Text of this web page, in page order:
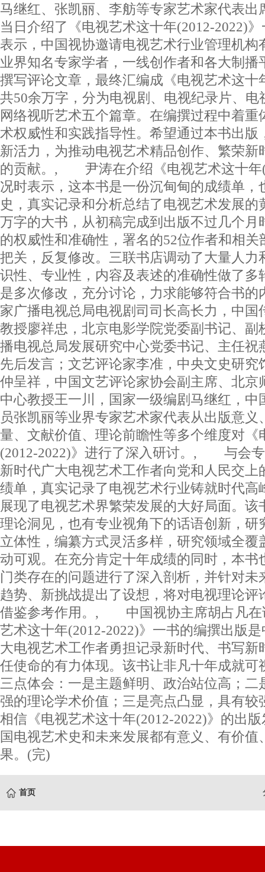
马继红、张凯丽、李舫等专家艺术家代
当日介绍了《电视艺术这十年(2012-2022)
表示，中国视协邀请电视艺术行业管理机构
业界知名专家学者，一线创作者和各大制播
撰写评论文章，最终汇编成《电视艺术这十
共50余万字，分为电视剧、电视纪录片、电
网络视听艺术五个篇章。在编撰过程中着重
术权威性和实践指导性。希望通过本书出版
新活力，为推动电视艺术精品创作、繁荣新
的贡献。, 尹涛在介绍《电视艺术这十年
况时表示，这本书是一份沉甸甸的成绩单，
史，真实记录和分析总结了电视艺术发展的
万字的大书，从初稿完成到出版不过几个月
的权威性和准确性，署名的52位作者和相
把关，反复修改。三联书店调动了大量人力
识性、专业性，内容及表述的准确性做了多
是多次修改，充分讨论，力求能够符合
家广播电视总局电视剧司司长高长力，中国
教授廖祥忠，北京电影学院党委副书记、副
播电视总局发展研究中心党委书记、主任祝
先后发言；文艺评论家李准，中央文史研究
仲呈祥，中国文艺评论家协会副主席、北京
中心教授王一川，国家一级编剧马继红，中
员张凯丽等业界专家艺术家代表从出版意义
量、文献价值、理论前瞻性等多个维度对《
(2012-2022)》进行了深入研讨。, 与会专
新时代广大电视艺术工作者向党和人民交上
绩单，真实记录了电视艺术行业铸就时代高
展现了电视艺术界繁荣发展的大好局面。该
理论洞见，也有专业视角下的话语创新，研
立体性，编纂方式灵活多样，研究领域全覆
动可观。在充分肯定十年成绩的同时，本书
门类存在的问题进行了深入剖析，并针对未
趋势、新挑战提出了设想，将对电视理论评
借鉴参考作用。, 中国视协主席胡占凡在
艺术这十年(2012-2022)》一书的编撰出版
大电视艺术工作者勇担记录新时代、书写新
任使命的有力体现。该书让非凡十年成就可
三点体会：一是主题鲜明、政治站位高；二
强的理论学术价值；三是亮点凸显，具有较
相信《电视艺术这十年(2012-2022)》的出
国电视艺术史和未来发展都有意义、有价值
果。(完)
首页